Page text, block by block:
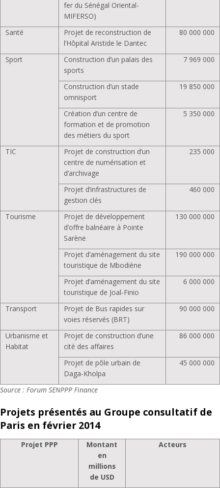
fer du Sénégal Oriental-
MIFERSO)
Santé
Projet de reconstruction de
l’Hôpital Aristide le Dantec
80 000 000
Sport
Construction d’un palais des
sports
7 969 000
Construction d’un stade
omnisport
19 850 000
Création d’un centre de
formation et de promotion
des métiers du sport
5 350 000
TIC
Projet de construction d’un
centre de numérisation et
d’archivage
235 000
Projet d’infrastructures de
gestion clés
460 000
Tourisme
Projet de développement
d’offre balnéaire à Pointe
Sarène
130 000 000
Projet d’aménagement du site
touristique de Mbodiène
190 000 000
Projet d’aménagement du site
touristique de Joal-Finio
6 000 000
Transport
Projet de Bus rapides sur
voies réservés (BRT)
90 000 000
Urbanisme et
Habitat
Projet de construction d’une
cité des affaires
86 000 000
Projet de pôle urbain de
Daga-Kholpa
45 000 000
Source : Forum SENPPP Finance
Projets présentés au Groupe consultatif de
Paris en février 2014
Projet PPP
Montant
en
millions
de USD
Acteurs